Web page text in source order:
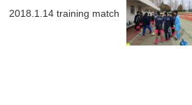
2018.1.14 training match